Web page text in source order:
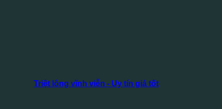
Triệt lông vĩnh viễn - Uy tín giá tốt